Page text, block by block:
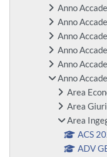
Anno
Anno
Anno
Anno
Anno
Anno
Area
Area
Area
ACS
ADV